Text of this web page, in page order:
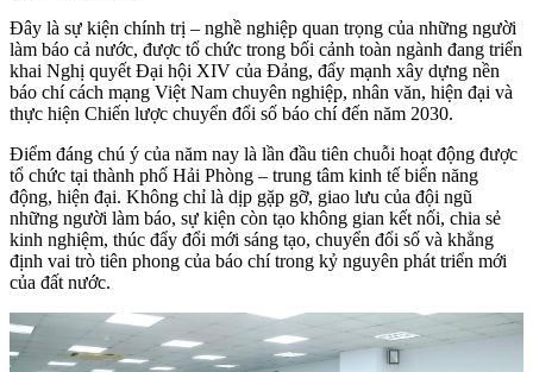
Đây là sự kiện chính trị – nghề nghiệp quan trọng của những người
làm báo cả nước, được tổ chức trong bối cảnh toàn ngành đang triển
khai Nghị quyết Đại hội XIV của Đảng, đẩy mạnh xây dựng nền
báo chí cách mạng Việt Nam chuyên nghiệp, nhân văn, hiện đại và
thực hiện Chiến lược chuyển đổi số báo chí đến năm 2030.
Điểm đáng chú ý của năm nay là lần đầu tiên chuỗi hoạt động được
tổ chức tại thành phố Hải Phòng – trung tâm kinh tế biển năng
động, hiện đại. Không chỉ là dịp gặp gỡ, giao lưu của đội ngũ
những người làm báo, sự kiện còn tạo không gian kết nối, chia sẻ
kinh nghiệm, thúc đẩy đổi mới sáng tạo, chuyển đổi số và khẳng
định vai trò tiên phong của báo chí trong kỷ nguyên phát triển mới
của đất nước.